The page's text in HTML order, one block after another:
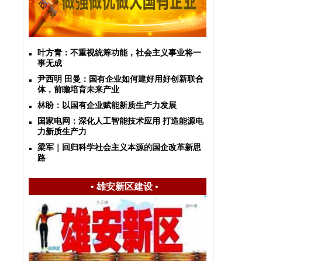
叶方青：不重视统筹功能，社会主义事业将一
事无成
尹西明 田曼：国有企业如何建好用好创新联合
体，前瞻培育未来产业
林盼：以国有企业赋能新质生产力发展
国家电网：深化人工智能技术应用 打造能源电
力新质生产力
梁军｜回归科学社会主义本源的国企改革新思
路
• 雄安新区建设•